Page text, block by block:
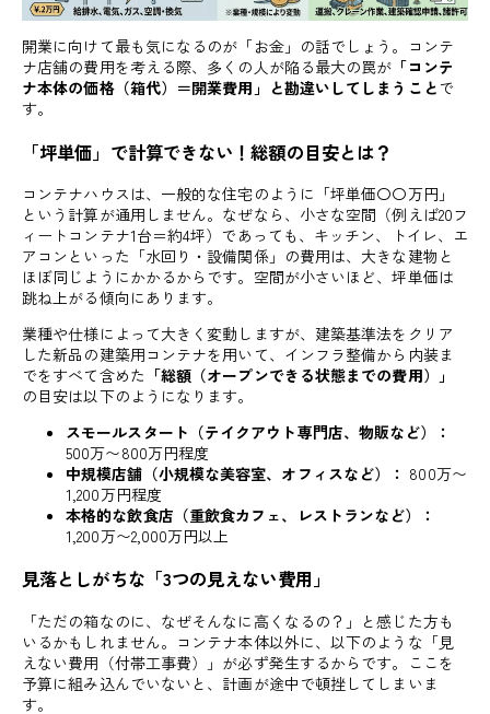
開業に向けて最も気になるのが「お金」の話でしょう。コンテ
ナ店舗の費用を考える際、多くの人が陥る最大の罠が 「コンテ
ナ本体の価格（箱代）＝開業費用」と勘違いしてしまうこと で
す。
「坪単価」で計算できない！総額の目安とは？
コンテナハウスは、一般的な住宅のように「坪単価〇〇万円」
という計算が通用しません。なぜなら、小さな空間（例えば20フ
ィートコンテナ1台＝約4坪）であっても、キッチン、トイレ、エ
アコンといった「水回り・設備関係」の費用は、大きな建物と
ほぼ同じようにかかるからです。空間が小さいほど、坪単価は
跳ね上がる傾向にあります。
業種や仕様によって大きく変動しますが、建築基準法をクリア
した新品の建築用コンテナを用いて、インフラ整備から内装ま
でをすべて含めた 「総額（オープンできる状態までの費用）」
の目安は以下のようになります。
スモールスタート（テイクアウト専門店、物販など）：
500万〜800万円程度
中規模店舗（小規模な美容室、オフィスなど）： 800万〜
1,200万円程度
本格的な飲食店（重飲食カフェ、レストランなど）：
1,200万〜2,000万円以上
見落としがちな「3つの見えない費用」
「ただの箱なのに、なぜそんなに高くなるの？」と感じた方も
いるかもしれません。コンテナ本体以外に、以下のような「見
えない費用（付帯工事費）」が必ず発生するからです。ここを
予算に組み込んでいないと、計画が途中で頓挫してしまいま
す。